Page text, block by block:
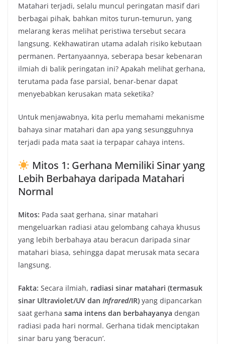
Matahari terjadi, selalu muncul peringatan masif dari
berbagai pihak, bahkan mitos turun-temurun, yang
melarang keras melihat peristiwa tersebut secara
langsung. Kekhawatiran utama adalah risiko kebutaan
permanen. Pertanyaannya, seberapa besar kebenaran
ilmiah di balik peringatan ini? Apakah melihat gerhana,
terutama pada fase parsial, benar-benar dapat
menyebabkan kerusakan mata seketika?
Untuk menjawabnya, kita perlu memahami mekanisme
bahaya sinar matahari dan apa yang sesungguhnya
terjadi pada mata saat ia terpapar cahaya intens.
Mitos 1: Gerhana Memiliki Sinar yang
Lebih Berbahaya daripada Matahari
Normal
Mitos: Pada saat gerhana, sinar matahari
mengeluarkan radiasi atau gelombang cahaya khusus
yang lebih berbahaya atau beracun daripada sinar
matahari biasa, sehingga dapat merusak mata secara
langsung.
Fakta: Secara ilmiah, radiasi sinar matahari (termasuk
sinar Ultraviolet/UV dan Infrared/IR) yang dipancarkan
saat gerhana sama intens dan berbahayanya dengan
radiasi pada hari normal. Gerhana tidak menciptakan
sinar baru yang ‘beracun’.